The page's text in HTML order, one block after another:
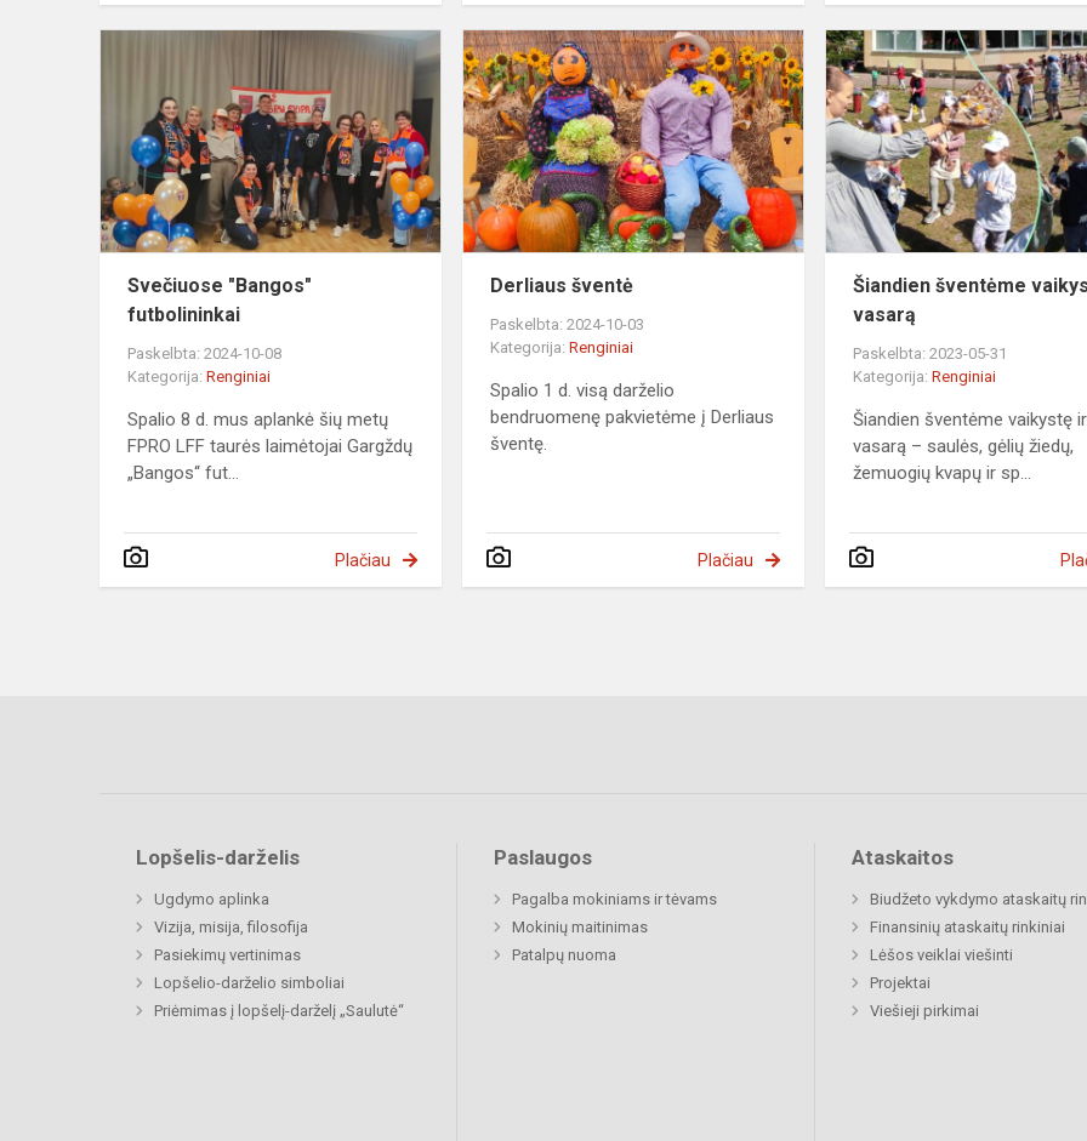
Svečiuose
"Bangos"
futbolininkai
Svečiuose "Bangos"
futbolininkai
Paskelbta: 2024-10-08
Kategorija: Renginiai
Spalio 8 d. mus aplankė šių metų
FPRO LFF taurės laimėtojai Gargždų
„Bangos“ fut...
Plačiau
Derliaus
šventė
Derliaus šventė
Paskelbta: 2024-10-03
Kategorija:Renginiai
Spalio 1 d. visą darželio
bendruomenę pakvietėme į Derliaus
šventę.
Plačiau
Šiandien šventėme
vasarą
Paskelbta: 2023-05-31
Kategorija:Renginiai
Šiandien šventėme vaikystę ir
vasarą – saulės, gėlių žiedų,
žemuogių kvapų ir sp...
Lopšelis-darželis
Ugdymo aplinka
Vizija, misija, filosofija
Pasiekimų vertinimas
Lopšelio-darželio simboliai
Priėmimas į lopšelį-darželį „Saulutė“
Paslaugos
Pagalba mokiniams ir tėvams
Mokinių maitinimas
Patalpų nuoma
Ataskaitos
Biudžeto vykdymo ataskaitų
Finansinių ataskaitų rinkiniai
Lėšos veiklai viešinti
Projektai
Viešieji pirkimai